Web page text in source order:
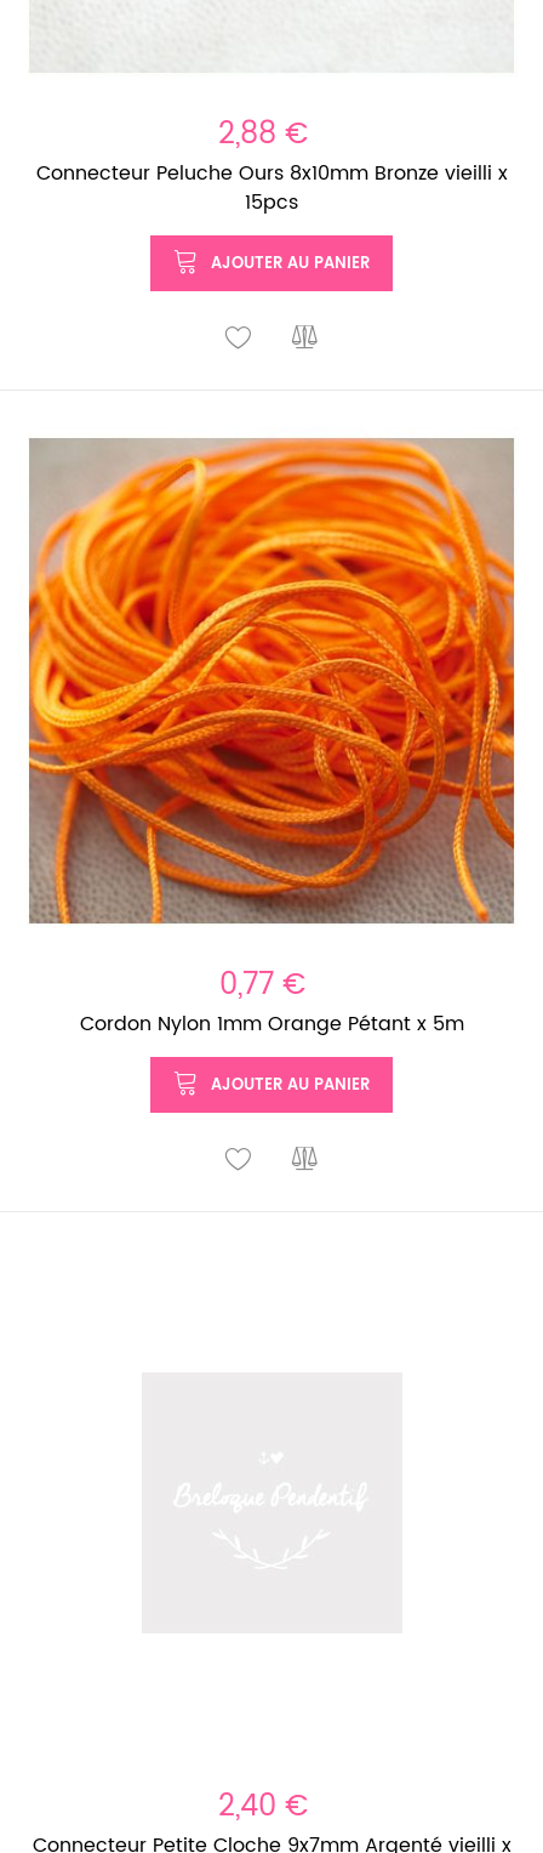
2,88 €
Connecteur Peluche Ours 8x10mm Bronze vieilli x
15pcs
AJOUTER AU PANIER
0,77 €
Cordon Nylon 1mm Orange Pétant x 5m
AJOUTER AU PANIER
2,40 €
Connecteur Petite Cloche 9x7mm Argenté vieilli x